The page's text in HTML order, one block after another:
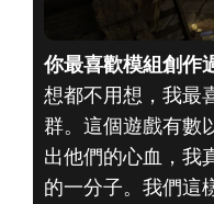
你最喜歡模組創作
想都不用想，我最
群。這個遊戲有數
出他們的心血，我
的一分子。我們這